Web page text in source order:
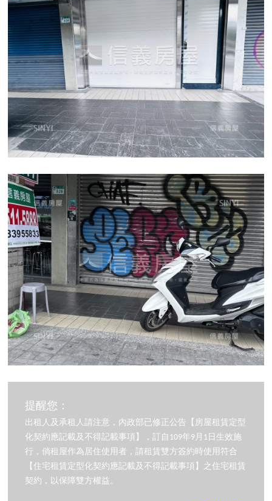
提醒您：
出租人及承租人請注意，內政部已修正公告【房屋租賃定型
化契約應記載及不得記載事項】，訂自109年9月1日生效施
行，倘租屋作為居住使用者，請租賃雙方簽約時使用符合
【住宅租賃定型化契約應記載及不得記載事項】之住宅租賃
契約，以保障雙方權益。